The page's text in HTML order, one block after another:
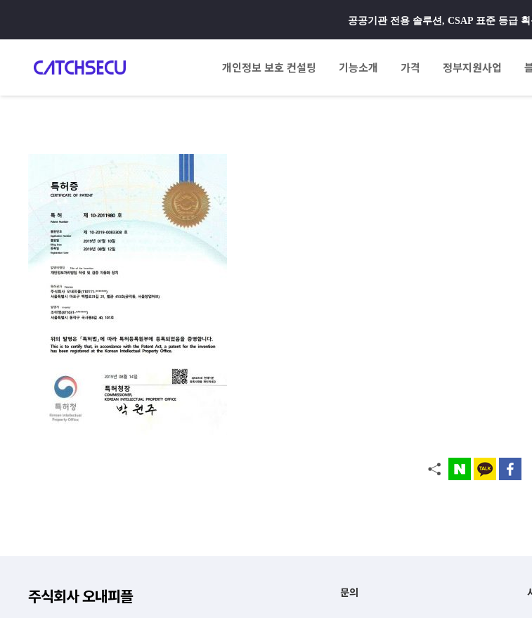
공공기관 전용 솔루션, CSAP 표준 등급
개인정보 보호 컨설팅 기능소개 가격 정부지원사업
주식회사 오내피플 문의